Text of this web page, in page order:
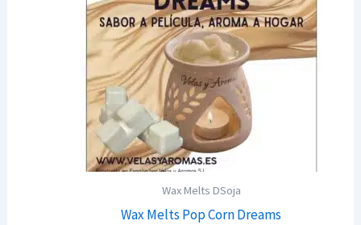
Wax Melts DSoja
Wax Melts Pop Corn Dreams